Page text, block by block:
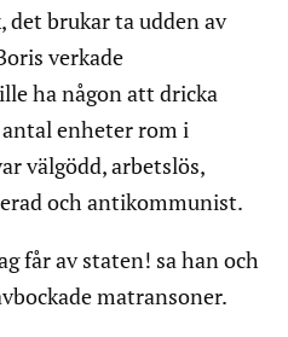
det brukar ta udden av
verkade
ha någon att dricka
enheter rom i
välgödd, arbetslös,
och antikommunist.
får av staten! sa han och
matransoner.